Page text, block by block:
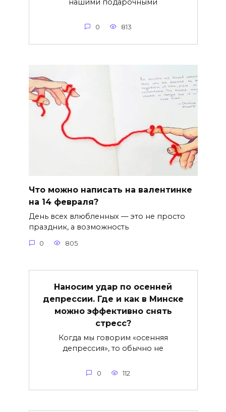
нашими подарочными
0 813
Что можно написать на валентинке
на 14 февраля?
День всех влюбленных — это не просто
праздник, а возможность
0 805
Наносим удар по осенней
депрессии. Где и как в Минске
можно эффективно снять
стресс?
Когда мы говорим «осенняя
депрессия», то обычно не
0 112